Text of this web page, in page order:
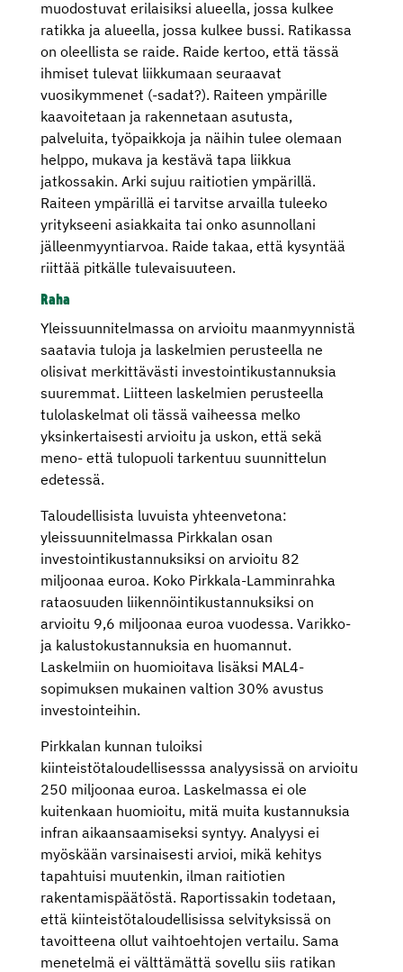
muodostuvat erilaisiksi alueella, jossa kulkee
ratikka ja alueella, jossa kulkee bussi. Ratikassa
on oleellista se raide. Raide kertoo, että tässä
ihmiset tulevat liikkumaan seuraavat
vuosikymmenet (-sadat?). Raiteen ympärille
kaavoitetaan ja rakennetaan asutusta,
palveluita, työpaikkoja ja näihin tulee olemaan
helppo, mukava ja kestävä tapa liikkua
jatkossakin. Arki sujuu raitiotien ympärillä.
Raiteen ympärillä ei tarvitse arvailla tuleeko
yritykseeni asiakkaita tai onko asunnollani
jälleenmyyntiarvoa. Raide takaa, että kysyntää
riittää pitkälle tulevaisuuteen.
Raha
Yleissuunnitelmassa on arvioitu maanmyynnistä
saatavia tuloja ja laskelmien perusteella ne
olisivat merkittävästi investointikustannuksia
suuremmat. Liitteen laskelmien perusteella
tulolaskelmat oli tässä vaiheessa melko
yksinkertaisesti arvioitu ja uskon, että sekä
meno- että tulopuoli tarkentuu suunnittelun
edetessä.
Taloudellisista luvuista yhteenvetona:
yleissuunnitelmassa Pirkkalan osan
investointikustannuksiksi on arvioitu 82
miljoonaa euroa. Koko Pirkkala-Lamminrahka
rataosuuden liikennöintikustannuksiksi on
arvioitu 9,6 miljoonaa euroa vuodessa. Varikko-
ja kalustokustannuksia en huomannut.
Laskelmiin on huomioitava lisäksi MAL4-
sopimuksen mukainen valtion 30% avustus
investointeihin.
Pirkkalan kunnan tuloiksi
kiinteistötaloudellisesssa analyysissä on arvioitu
250 miljoonaa euroa. Laskelmassa ei ole
kuitenkaan huomioitu, mitä muita kustannuksia
infran aikaansaamiseksi syntyy. Analyysi ei
myöskään varsinaisesti arvioi, mikä kehitys
tapahtuisi muutenkin, ilman raitiotien
rakentamispäätöstä. Raportissakin todetaan,
että kiinteistötaloudellisissa selvityksissä on
tavoitteena ollut vaihtoehtojen vertailu. Sama
menetelmä ei välttämättä sovellu siis ratikan